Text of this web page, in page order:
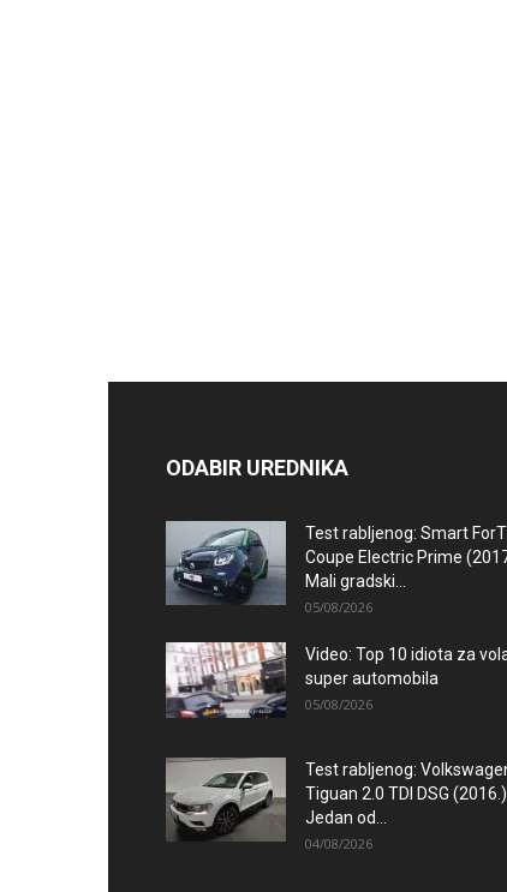
ODABIR UREDNIKA
Test rabljenog: Smart
Coupe Electric Prime
Mali gradski...
05/08/2026
Video: Top 10 idiota za
super automobila
05/08/2026
Test rabljenog:
Tiguan 2.0 TDI DSG
Jedan od...
04/08/2026